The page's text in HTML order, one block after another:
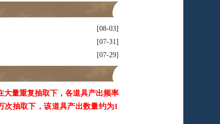
08-03
07-31
07-29
量重复抽取下，各道具产出频率
抽取下，该道具产出数量约为1